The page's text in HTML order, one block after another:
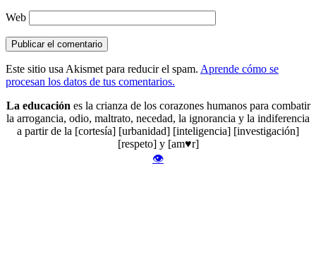
Web
Este sitio usa Akismet para reducir el spam. Aprende cómo se
procesan los datos de tus comentarios.
La educaciónes la crianza de los corazones humanos para combatir
la arrogancia, odio, maltrato, necedad, la ignorancia y la indiferencia
a partir de la [cortesía] [urbanidad] [inteligencia] [investigación]
[respeto] y [am♥r]
👁